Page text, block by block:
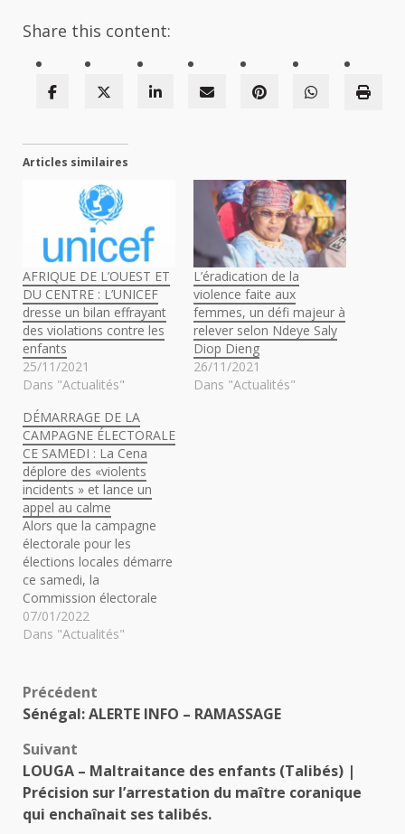
Share this content:
Articles similaires
AFRIQUE DE L’OUEST ET
DU CENTRE : L’UNICEF
dresse un bilan effrayant
des violations contre les
enfants
25/11/2021
Dans "Actualités"
L’éradication de la
violence faite aux
femmes, un défi majeur à
relever selon Ndeye Saly
Diop Dieng
26/11/2021
Dans "Actualités"
DÉMARRAGE DE LA
CAMPAGNE ÉLECTORALE
CE SAMEDI : La Cena
déplore des «violents
incidents » et lance un
appel au calme
Alors que la campagne
électorale pour les
élections locales démarre
ce samedi, la
Commission électorale
nationale électorale
autonome (Cena) a lancé
République proclame,
entre autres, « la volonté
du Sénégal d’être un État
moderne qui fonctionne
selon le jeu loyal et
équitable…
07/01/2022
Dans "Actualités"
Navigation
d’article
Précédent
Sénégal: ALERTE INFO – RAMASSAGE
Suivant
LOUGA – Maltraitance des enfants (Talibés) |
Précision sur l’arrestation du maître coranique
qui enchaînait ses talibés.